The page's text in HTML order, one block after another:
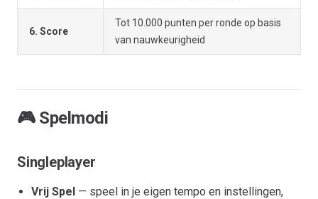
6. Score
Tot 10.000 punten per ronde op basis
van nauwkeurigheid
🎮 Spelmodi
Singleplayer
Vrij Spel — speel in je eigen tempo en instellingen,